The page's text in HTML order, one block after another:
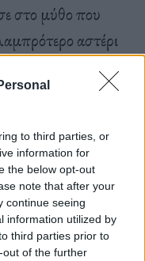
to third parties, or
information for
the below opt-out
note that after your
continue seeing
information utilized by
third parties prior to
of the further
στο μύθο που
αστέρι
που δεν είναι.
από τον
(η ντροπή η ίδια
αστέρι αλλά τρία
με γυμνό μάτι.
είναι μόνο
ο άξονας